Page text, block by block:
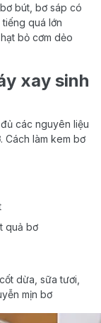
bút, bơ sáp có
quá lớn
bỏ cơm dẻo
xay sinh
các nguyên liệu
Cách làm kem bơ
quả bơ
dừa, sữa tươi,
mịn bơ